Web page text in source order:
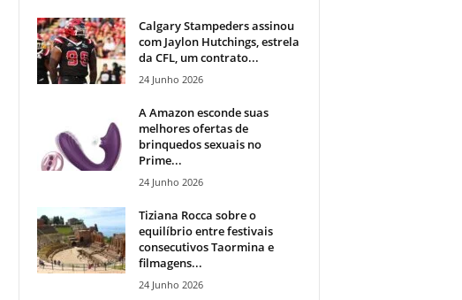
Calgary Stampeders assinou
com Jaylon Hutchings, estrela
da CFL, um contrato...
24 Junho 2026
A Amazon esconde suas
melhores ofertas de
brinquedos sexuais no
Prime...
24 Junho 2026
Tiziana Rocca sobre o
equilíbrio entre festivais
consecutivos Taormina e
filmagens...
24 Junho 2026